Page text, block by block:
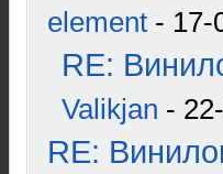
element - 17-
RE:
Valikjan -
RE: